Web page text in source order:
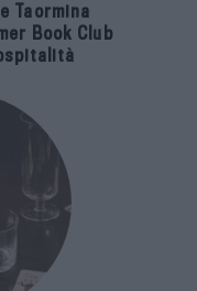
Taormina
Book Club